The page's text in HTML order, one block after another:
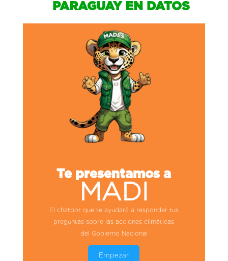
PARAGUAY EN DATOS
Te presentamos a
MADI
El chatbot que te ayudará a responder tus
preguntas sobre las acciones climáticas
del Gobierno Nacional
Empezar